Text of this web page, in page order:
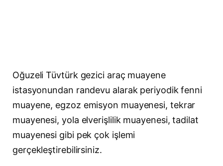
Oğuzeli Tüvtürk gezici araç muayene
istasyonundan randevu alarak periyodik fenni
muayene, egzoz emisyon muayenesi, tekrar
muayenesi, yola elverişlilik muayenesi, tadilat
muayenesi gibi pek çok işlemi
gerçekleştirebilirsiniz.